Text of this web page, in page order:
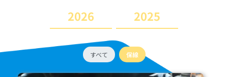
2026 2025
すべて 保線